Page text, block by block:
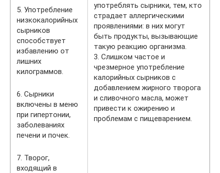
5. Употребление
низкокалорийных
сырников
способствует
избавлению от
лишних
килограммов.
6. Сырники
включены в меню
при гипертонии,
заболеваниях
печени и почек.
7. Творог,
входящий в
употреблять сырники, тем, кто
страдает аллергическими
проявлениями: в них могут
быть продукты, вызывающие
такую реакцию организма.
3. Слишком частое и
чрезмерное употребление
калорийных сырников с
добавлением жирного творога
и сливочного масла, может
привести к ожирению и
проблемам с пищеварением.